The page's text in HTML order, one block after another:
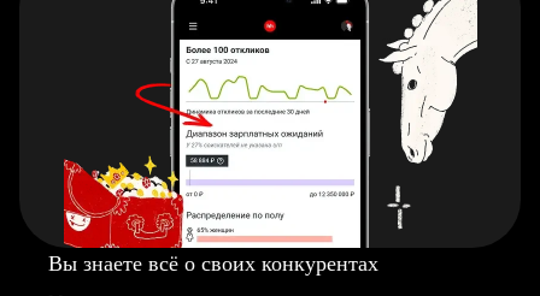
Вы знаете всё о своих конкурентах